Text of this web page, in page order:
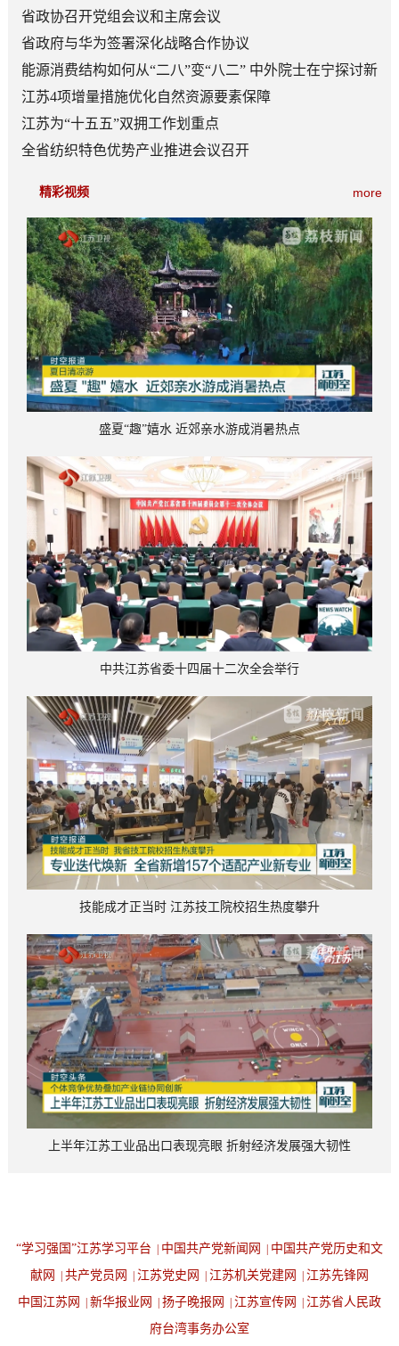
日常成为风尚
省政协召开党组会议和主席会议
省政府与华为签署深化战略合作协议
能源消费结构如何从“二八”变“八二” 中外院士在宁探讨新
型能源体系建设
江苏4项增量措施优化自然资源要素保障
江苏为“十五五”双拥工作划重点
全省纺织特色优势产业推进会议召开
more
精彩视频
盛夏“趣”嬉水 近郊亲水游成消暑热点
中共江苏省委十四届十二次全会举行
技能成才正当时 江苏技工院校招生热度攀升
上半年江苏工业品出口表现亮眼 折射经济发展强大韧性
“学习强国”江苏学习平台 中国共产党新闻网
中国共产党历史和文
献网
共产党员网 江苏党史网 江苏机关党建网
江苏先锋网
中国江苏网
新华报业网 扬子晚报网 江苏宣传网
江苏省人民政
府台湾事务办公室